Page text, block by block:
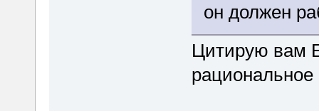
он должен
Цитирую вам
рациональное